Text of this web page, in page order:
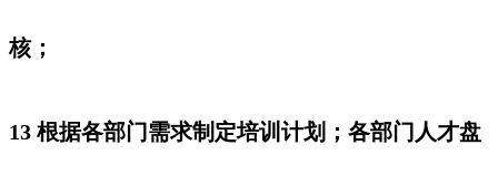
核；
13 根据各部门需求制定培训计划；各部门人才盘